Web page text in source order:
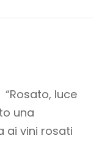
“Rosato, luce
una
ai vini rosati